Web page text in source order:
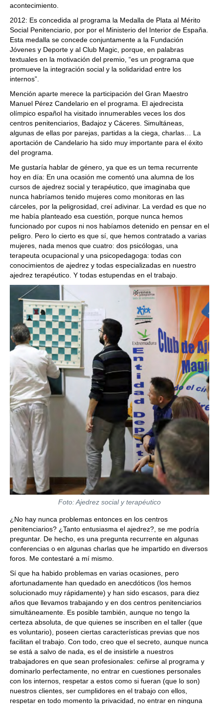
acontecimiento.
2012: Es concedida al programa la Medalla de Plata al Mérito
Social Penitenciario, por por el Ministerio del Interior de España.
Esta medalla se concede conjuntamente a la Fundación
Jóvenes y Deporte y al Club Magic, porque, en palabras
textuales en la motivación del premio, “es un programa que
promueve la integración social y la solidaridad entre los
internos”.
Mención aparte merece la participación del Gran Maestro
Manuel Pérez Candelario en el programa. El ajedrecista
olímpico español ha visitado innumerables veces los dos
centros penitenciarios, Badajoz y Cáceres. Simultáneas,
algunas de ellas por parejas, partidas a la ciega, charlas… La
aportación de Candelario ha sido muy importante para el éxito
del programa.
Me gustaría hablar de género, ya que es un tema recurrente
hoy en día: En una ocasión me comentó una alumna de los
cursos de ajedrez social y terapéutico, que imaginaba que
nunca habríamos tenido mujeres como monitoras en las
cárceles, por la peligrosidad, creí adivinar. La verdad es que no
me había planteado esa cuestión, porque nunca hemos
funcionado por cupos ni nos habíamos detenido en pensar en el
peligro. Pero lo cierto es que sí, que hemos contratado a varias
mujeres, nada menos que cuatro: dos psicólogas, una
terapeuta ocupacional y una psicopedagoga: todas con
conocimientos de ajedrez y todas especializadas en nuestro
ajedrez terapéutico. Y todas estupendas en el trabajo.
Foto: Ajedrez social y terapéutico
¿No hay nunca problemas entonces en los centros
penitenciarios? ¿Tanto entusiasma el ajedrez?, se me podría
preguntar. De hecho, es una pregunta recurrente en algunas
conferencias o en algunas charlas que he impartido en diversos
foros. Me contestaré a mí mismo.
Sí que ha habido problemas en varias ocasiones, pero
afortunadamente han quedado en anecdóticos (los hemos
solucionado muy rápidamente) y han sido escasos, para diez
años que llevamos trabajando y en dos centros penitenciarios
simultáneamente. Es posible también, aunque no tengo la
certeza absoluta, de que quienes se inscriben en el taller (que
es voluntario), poseen ciertas características previas que nos
facilitan el trabajo. Con todo, creo que el secreto, aunque nunca
se está a salvo de nada, es el de insistirle a nuestros
trabajadores en que sean profesionales: ceñirse al programa y
dominarlo perfectamente, no entrar en cuestiones personales
con los internos, respetar a estos como si fueran (que lo son)
nuestros clientes, ser cumplidores en el trabajo con ellos,
respetar en todo momento la privacidad, no entrar en ninguna